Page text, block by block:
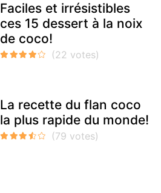
Faciles et irrésistibles
ces 15 dessert à la noix
de coco!
La recette du flan coco
la plus rapide du monde!